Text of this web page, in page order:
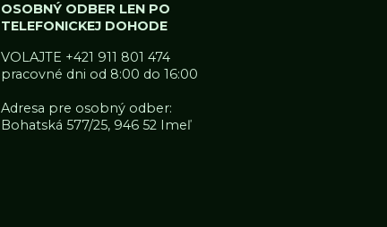
OSOBNÝ ODBER LEN PO
TELEFONICKEJ DOHODE
VOLAJTE +421 911 801 474
pracovné dni od 8:00 do 16:00
Adresa pre osobný odber:
Bohatská 577/25, 946 52 Imeľ